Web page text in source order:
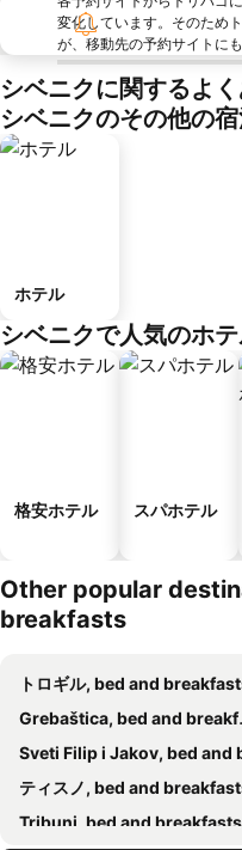
変化しています。そのため
が、移動先の予約サイトに
シベニクに関するよ
シベニクのその他の
ホテル
シベニクで人気のホ
格安ホテル スパホテル
Other popular
breakfasts
トロギル, bed and
Grebaštica, bed and breakfasts
Sveti Filip i Jakov, bed and
ティスノ, bed and
Tribunj, bed and breakfasts